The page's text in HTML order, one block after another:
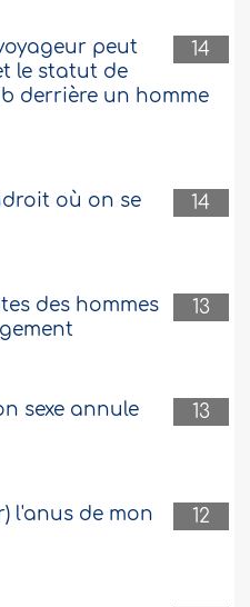
14
peut
le statut de
derrière un homme
14
où on se
13
des hommes
13
sexe annule
12
l'anus de mon